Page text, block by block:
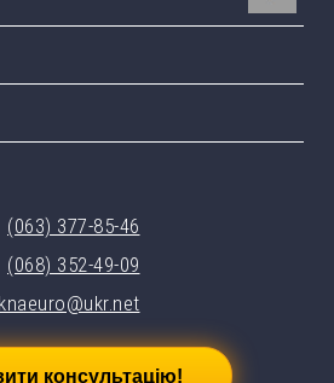
консультацію!
(063) 377-85-46
(068) 352-49-09